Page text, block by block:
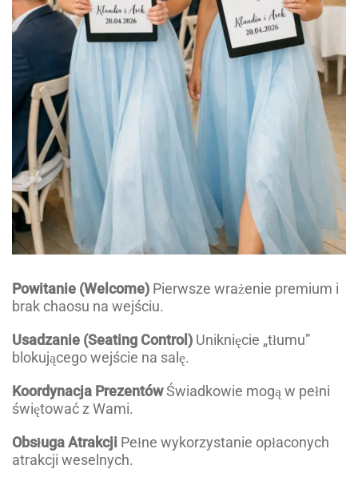
Powitanie (Welcome) Pierwsze wrażenie premium i
brak chaosu na wejściu.
Usadzanie (Seating Control) Uniknięcie „tłumu”
blokującego wejście na salę.
Koordynacja PrezentówŚwiadkowie mogą w pełni
świętować z Wami.
Obsługa Atrakcji Pełne wykorzystanie opłaconych
atrakcji weselnych.